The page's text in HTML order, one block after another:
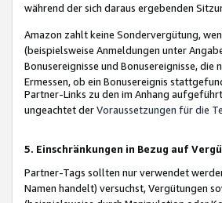
während der sich daraus ergebenden
Amazon zahlt keine Sondervergütung,
(beispielsweise Anmeldungen unter
Bonusereignisse und Bonusereignisse,
Ermessen, ob ein Bonusereignis
Partner-Links zu den im Anhang
ungeachtet derVoraussetzungen für die
5. Einschränkungen in Bezug auf
Partner-Tags sollten nur verwendet
Namen handelt) versuchst, Vergütungen